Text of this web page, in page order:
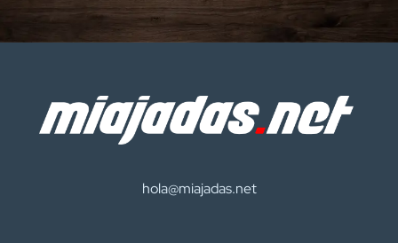
hola@miajadas.net